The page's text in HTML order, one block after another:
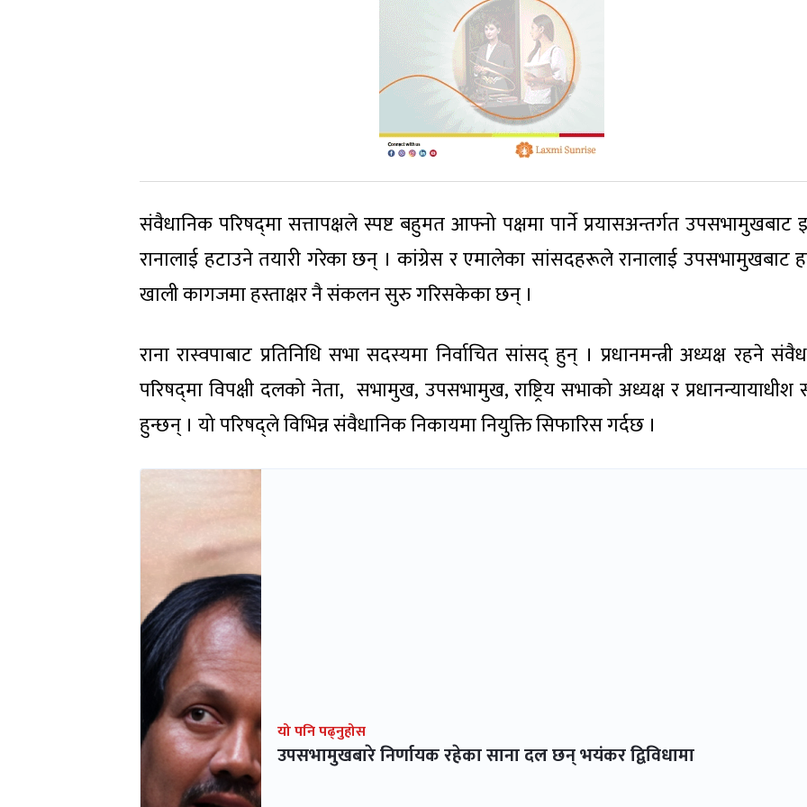
संवैधानिक परिषद्‍मा सत्तापक्षले स्पष्ट बहुमत आफ्नो पक्षमा पार्ने प्रयासअन्तर्गत उपसभामुखबाट
रानालाई हटाउने तयारी गरेका छन् । कांग्रेस र एमालेका सांसदहरूले रानालाई उपसभामुखबाट
खाली कागजमा हस्ताक्षर नै संकलन सुरु गरिसकेका छन् ।
राना रास्वपाबाट प्रतिनिधि सभा सदस्यमा निर्वाचित सांसद् हुन् । प्रधानमन्त्री अध्यक्ष रहने
परिषद्‍मा विपक्षी दलको नेता, सभामुख, उपसभामुख, राष्ट्रिय सभाको अध्यक्ष र
हुन्छन् । यो परिषद्ले विभिन्न संवैधानिक निकायमा नियुक्ति सिफारिस गर्दछ ।
यो पनि पढ्नुहोस
उपसभामुखबारे निर्णायक रहेका साना दल छन् भयंकर द्विविधामा